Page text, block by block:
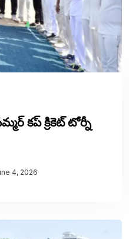
కప్ క్రికెట్ టోర్నీ
4, 2026